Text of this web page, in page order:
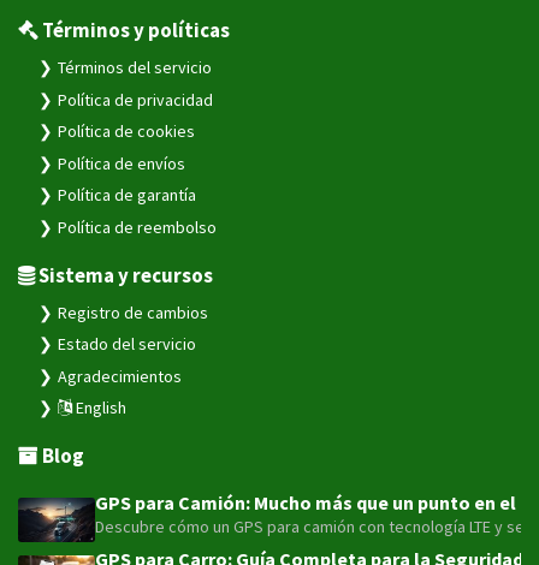
Términos y políticas
Términos del servicio
Política de privacidad
Política de cookies
Política de envíos
Política de garantía
Política de reembolso
Sistema y recursos
Registro de cambios
Estado del servicio
Agradecimientos
English
Blog
GPS para Camión: Mucho más que un punto en
Descubre cómo un GPS para camión con tecnología LTE y
GPS para Carro: Guía Completa para la